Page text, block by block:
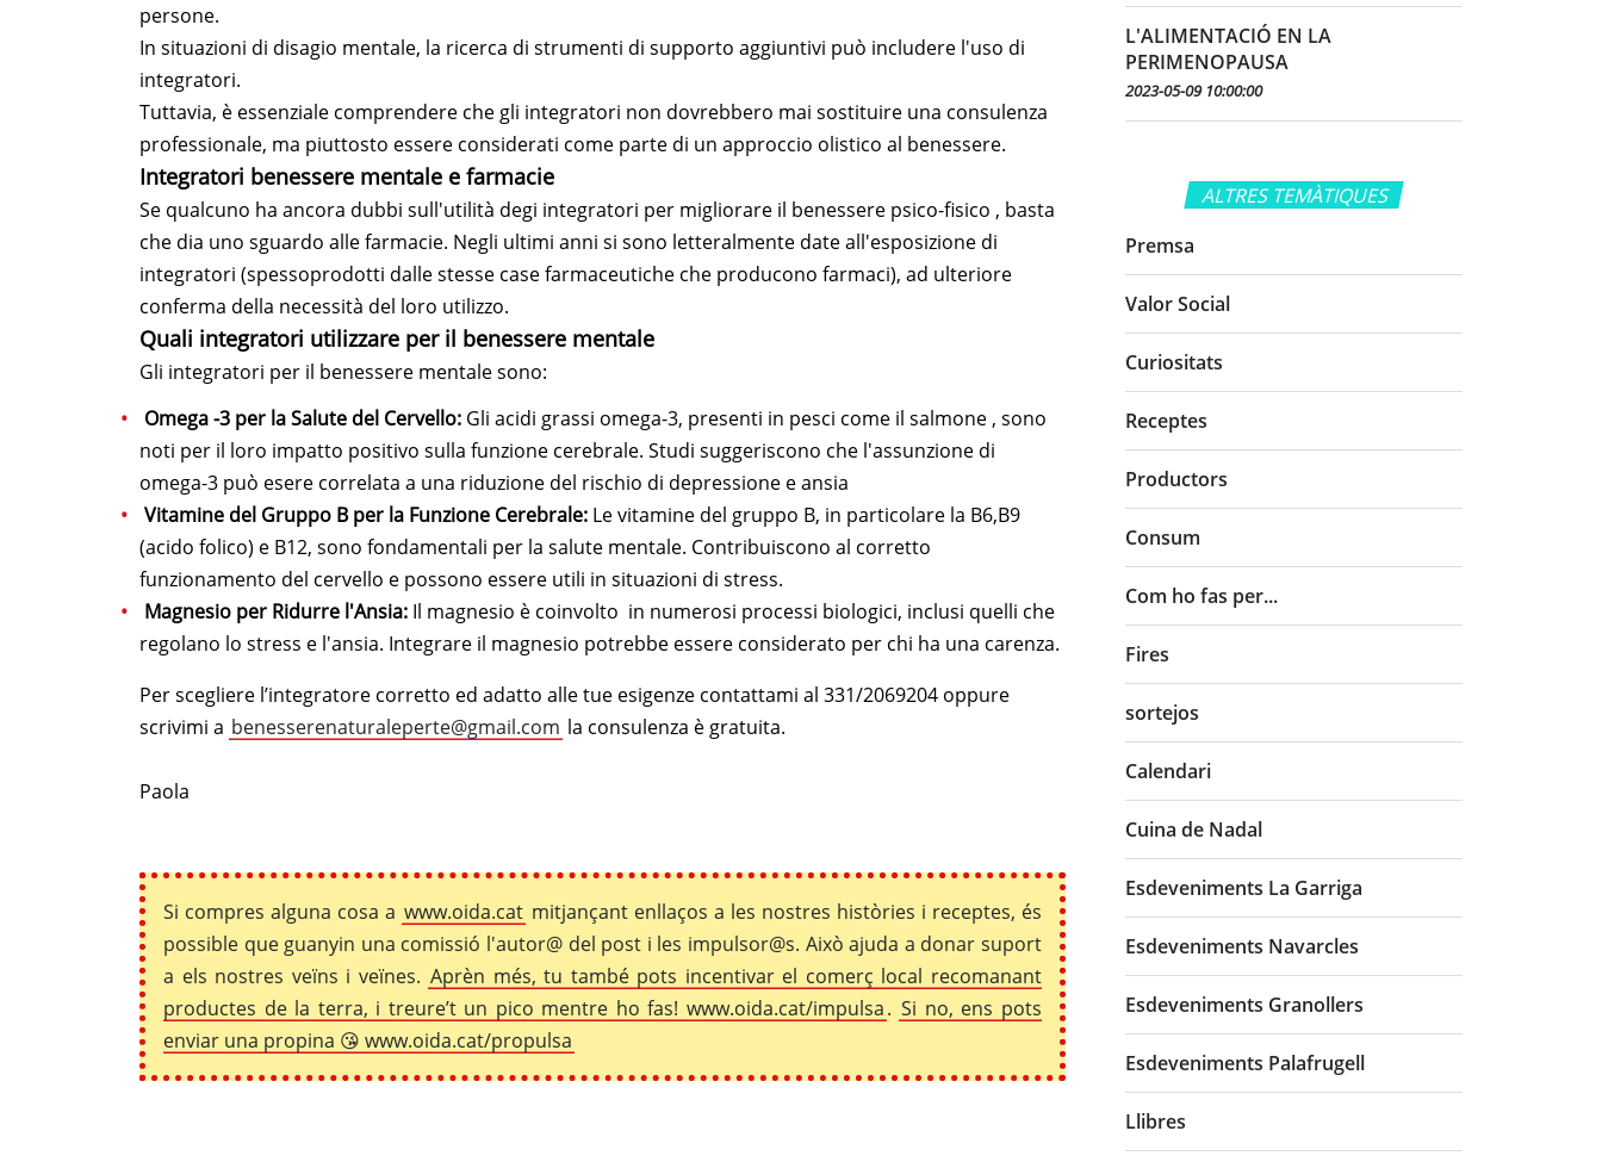
persone.
In situazioni di disagio mentale, la ricerca di strumenti di supporto aggiuntivi può includere l'uso di
integratori.
Tuttavia, è essenziale comprendere che gli integratori non dovrebbero mai sostituire una consulenza
professionale, ma piuttosto essere considerati come parte di un approccio olistico al benessere.
Integratori benessere mentale e farmacie
Se qualcuno ha ancora dubbi sull'utilità degi integratori per migliorare il benessere psico-fisico , basta
che dia uno sguardo alle farmacie. Negli ultimi anni si sono letteralmente date all'esposizione di
integratori (spessoprodotti dalle stesse case farmaceutiche che producono farmaci), ad ulteriore
conferma della necessità del loro utilizzo.
Quali integratori utilizzare per il benessere mentale
Gli integratori per il benessere mentale sono:
Omega -3 per la Salute del Cervello: Gli acidi grassi omega-3, presenti in pesci come il salmone , sono
noti per il loro impatto positivo sulla funzione cerebrale. Studi suggeriscono che l'assunzione di
omega-3 può esere correlata a una riduzione del rischio di depressione e ansia
Vitamine del Gruppo B per la Funzione Cerebrale: Le vitamine del gruppo B, in particolare la B6,B9
(acido folico) e B12, sono fondamentali per la salute mentale. Contribuiscono al corretto
funzionamento del cervello e possono essere utili in situazioni di stress.
Magnesio per Ridurre l'Ansia: Il magnesio è coinvolto in numerosi processi biologici, inclusi quelli che
regolano lo stress e l'ansia. Integrare il magnesio potrebbe essere considerato per chi ha una carenza.
Per scegliere l’integratore corretto ed adatto alle tue esigenze contattami al 331/2069204 oppure
scrivimi a benesserenaturaleperte@gmail.com la consulenza è gratuita.
Paola
Si compres alguna cosa a www.oida.cat mitjançant enllaços a les nostres històries i receptes, és
possible que guanyin una comissió l'autor@ del post i les impulsor@s. Això ajuda a donar suport
a els nostres veïns i veïnes. Aprèn més, tu també pots incentivar el comerç local recomanant
productes de la terra, i treure’t un pico mentre ho fas! www.oida.cat/impulsa. Si no, ens pots
enviar una propina 😘 www.oida.cat/propulsa
L'ALIMENTACIÓ EN LA
PERIMENOPAUSA
2023-05-09 10:00:00
ALTRES TEMÀTIQUES
Premsa
Valor Social
Curiositats
Receptes
Productors
Consum
Com ho fas per...
Fires
sortejos
Calendari
Cuina de Nadal
Esdeveniments La Garriga
Esdeveniments Navarcles
Esdeveniments Granollers
Esdeveniments Palafrugell
Llibres